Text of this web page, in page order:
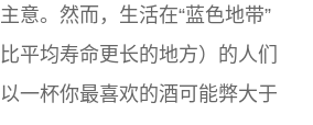
意。然而，生活在“蓝色地带”
平均寿命更长的地方）的人们
一杯你最喜欢的酒可能弊大于